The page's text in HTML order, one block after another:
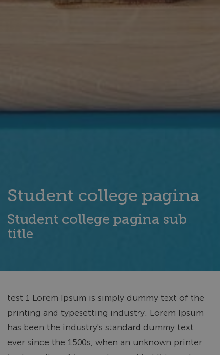
Student college pagina
Student college pagina sub
title
test 1 Lorem Ipsum is simply dummy text of the
printing and typesetting industry. Lorem Ipsum
has been the industry's standard dummy text
ever since the 1500s, when an unknown printer